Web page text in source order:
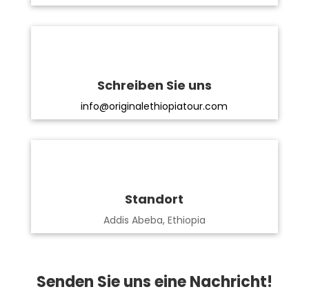
Schreiben Sie uns
info@originalethiopiatour.com
Standort
Addis Abeba, Ethiopia
Senden Sie uns eine Nachricht!